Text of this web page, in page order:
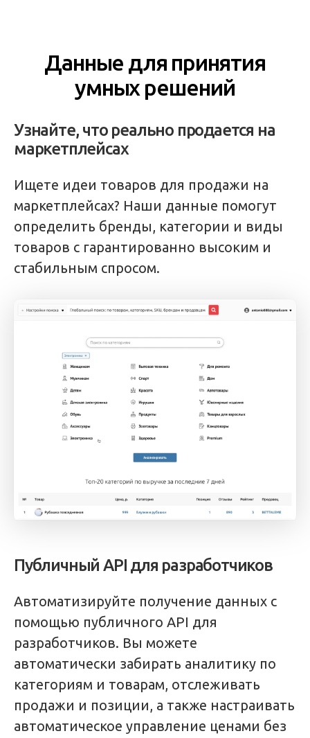
Данные для принятия
умных решений
Узнайте, что реально продается на
маркетплейсах
Ищете идеи товаров для продажи на
маркетплейсах? Наши данные помогут
определить бренды, категории и виды
товаров с гарантированно высоким и
стабильным спросом.
Публичный API для разработчиков
Автоматизируйте получение данных с
помощью публичного API для
разработчиков. Вы можете
автоматически забирать аналитику по
категориям и товарам, отслеживать
продажи и позиции, а также настраивать
автоматическое управление ценами без